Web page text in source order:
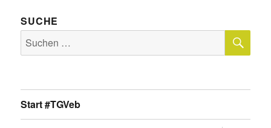
SUCHE
Suche
nach:
Start #TGVeb